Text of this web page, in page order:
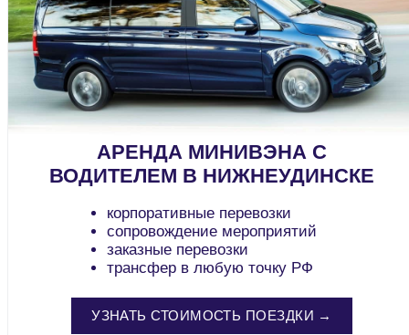
АРЕНДА МИНИВЭНА С
ВОДИТЕЛЕМ В НИЖНЕУДИНСКЕ
корпоративные перевозки
сопровождение мероприятий
заказные перевозки
трансфер в любую точку РФ
УЗНАТЬ СТОИМОСТЬ ПОЕЗДКИ →